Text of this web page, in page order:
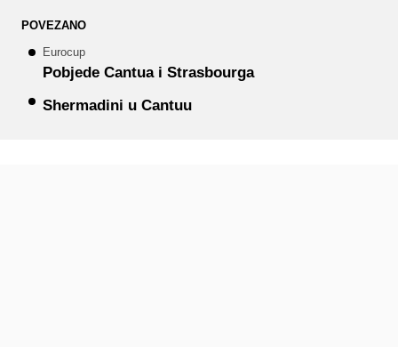
POVEZANO
Eurocup
Pobjede Cantua i Strasbourga
Shermadini u Cantuu